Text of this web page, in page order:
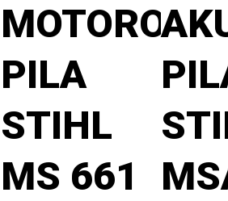
MOTOROVÁ
PILA
STIHL
MS 661